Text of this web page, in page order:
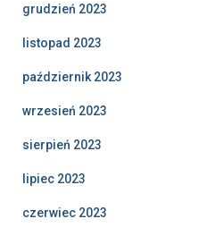
grudzień 2023
listopad 2023
październik 2023
wrzesień 2023
sierpień 2023
lipiec 2023
czerwiec 2023